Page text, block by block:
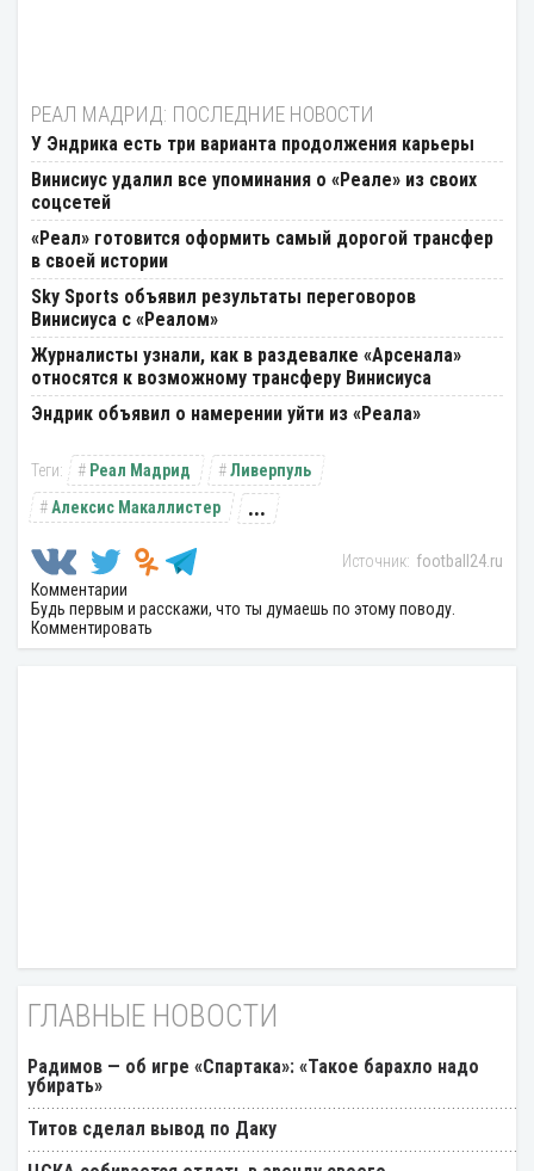
РЕАЛ МАДРИД: ПОСЛЕДНИЕ НОВОСТИ
У Эндрика есть три варианта продолжения карьеры
Винисиус удалил все упоминания о «Реале» из своих
соцсетей
«Реал» готовится оформить самый дорогой трансфер
в своей истории
Sky Sports объявил результаты переговоров
Винисиуса с «Реалом»
Журналисты узнали, как в раздевалке «Арсенала»
относятся к возможному трансферу Винисиуса
Эндрик объявил о намерении уйти из «Реала»
Реал Мадрид
Ливерпуль
Алексис Макаллистер
...
football24.ru
Комментарии
Будь первым и расскажи, что ты думаешь по этому поводу.
Комментировать
ГЛАВНЫЕ НОВОСТИ
Радимов — об игре «Спартака»: «Такое барахло надо
убирать»
Титов сделал вывод по Даку